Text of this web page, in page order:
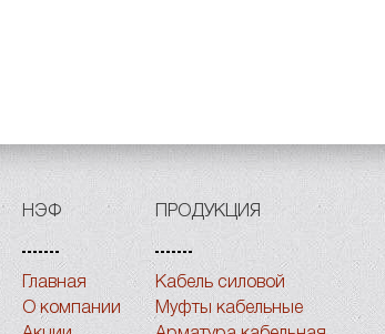
НЭФ
Главная
О компании
ПРОДУКЦИЯ
Кабель силовой
Муфты кабельные